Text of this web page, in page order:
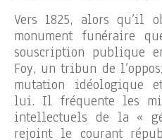
Vers 1825, alors qu’il
monument funéraire
souscription publique
Foy, un tribun de
mutation idéologique
lui. Il fréquente les
intellectuels de la «
rejoint le courant